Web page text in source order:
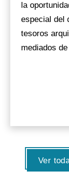
la
especial del
tesoros
mediados
Ver